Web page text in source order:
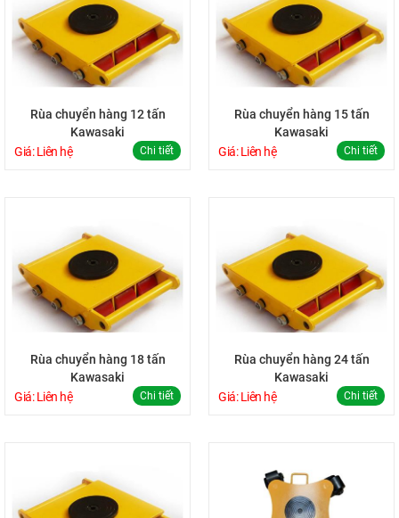
Rùa chuyển hàng 12 tấn
Kawasaki
Giá: Liên hệ
Chi tiết
Rùa chuyển hàng 15 tấn
Kawasaki
Giá: Liên hệ
Chi tiết
Rùa chuyển hàng 18 tấn
Kawasaki
Giá: Liên hệ
Chi tiết
Rùa chuyển hàng 24 tấn
Kawasaki
Giá: Liên hệ
Chi tiết